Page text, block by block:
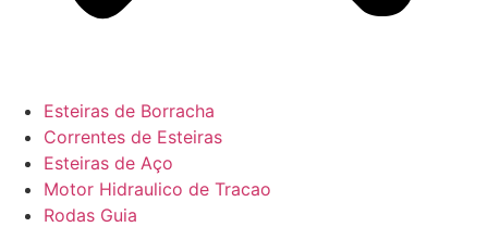
Esteiras de Borracha
Correntes de Esteiras
Esteiras de Aço
Motor Hidraulico de Tracao
Rodas Guia